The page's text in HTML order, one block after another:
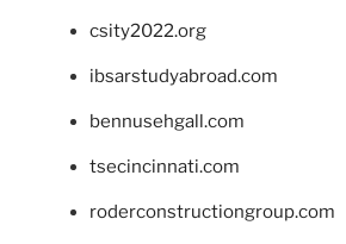
csity2022.org
ibsarstudyabroad.com
bennusehgall.com
tsecincinnati.com
roderconstructiongroup.com